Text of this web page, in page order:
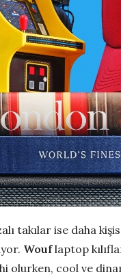
takılar ise daha
Wouflaptop
olurken, cool ve